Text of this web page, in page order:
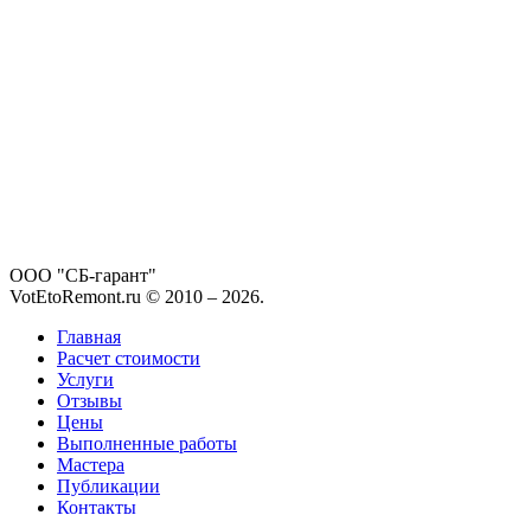
ООО "СБ-гарант"
VotEtoRemont.ru © 2010 – 2026.
Главная
Расчет стоимости
Услуги
Отзывы
Цены
Выполненные работы
Мастера
Публикации
Контакты